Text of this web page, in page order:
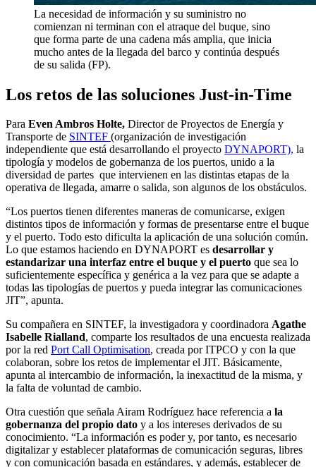
La necesidad de información y su suministro no
comienzan ni terminan con el atraque del buque, sino
que forma parte de una cadena más amplia, que inicia
mucho antes de la llegada del barco y continúa después
de su salida (FP).
Los retos de las soluciones Just-in-Time
Para Even Ambros Holte, Director de Proyectos de Energía y
Transporte de SINTEF (organización de investigación
independiente que está desarrollando el proyecto DYNAPORT), la
tipología y modelos de gobernanza de los puertos, unido a la
diversidad de partes que intervienen en las distintas etapas de la
operativa de llegada, amarre o salida, son algunos de los obstáculos.
“Los puertos tienen diferentes maneras de comunicarse, exigen
distintos tipos de información y formas de presentarse entre el buque
y el puerto. Todo esto dificulta la aplicación de una solución común.
Lo que estamos haciendo en DYNAPORT es desarrollar y
estandarizar una interfaz entre el buque y el puerto que sea lo
suficientemente específica y genérica a la vez para que se adapte a
todas las tipologías de puertos y pueda integrar las comunicaciones
JIT”, apunta.
Su compañera en SINTEF, la investigadora y coordinadora Agathe
Isabelle Rialland, comparte los resultados de una encuesta realizada
por la red Port Call Optimisation, creada por ITPCO y con la que
colaboran, sobre los retos de implementar el JIT. Básicamente,
apunta al intercambio de información, la inexactitud de la misma, y
la falta de voluntad de cambio.
Otra cuestión que señala Airam Rodríguez hace referencia a la
gobernanza del propio dato y a los intereses derivados de su
conocimiento. “La información es poder y, por tanto, es necesario
digitalizar y establecer plataformas de comunicación seguras, libres
y con comunicación basada en estándares, y además, establecer de